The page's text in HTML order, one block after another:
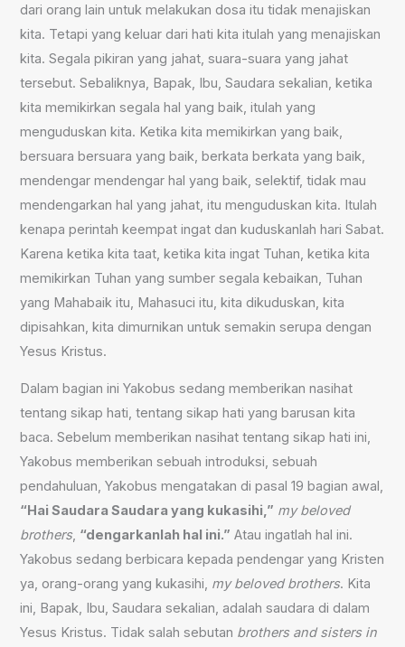
dari orang lain untuk melakukan dosa itu tidak menajiskan
kita. Tetapi yang keluar dari hati kita itulah yang menajiskan
kita. Segala pikiran yang jahat, suara-suara yang jahat
tersebut. Sebaliknya, Bapak, Ibu, Saudara sekalian, ketika
kita memikirkan segala hal yang baik, itulah yang
menguduskan kita. Ketika kita memikirkan yang baik,
bersuara bersuara yang baik, berkata berkata yang baik,
mendengar mendengar hal yang baik, selektif, tidak mau
mendengarkan hal yang jahat, itu menguduskan kita. Itulah
kenapa perintah keempat ingat dan kuduskanlah hari Sabat.
Karena ketika kita taat, ketika kita ingat Tuhan, ketika kita
memikirkan Tuhan yang sumber segala kebaikan, Tuhan
yang Mahabaik itu, Mahasuci itu, kita dikuduskan, kita
dipisahkan, kita dimurnikan untuk semakin serupa dengan
Yesus Kristus.
Dalam bagian ini Yakobus sedang memberikan nasihat
tentang sikap hati, tentang sikap hati yang barusan kita
baca. Sebelum memberikan nasihat tentang sikap hati ini,
Yakobus memberikan sebuah introduksi, sebuah
pendahuluan, Yakobus mengatakan di pasal 19 bagian awal,
“Hai Saudara Saudara yang kukasihi,” my beloved
brothers, “dengarkanlah hal ini.” Atau ingatlah hal ini.
Yakobus sedang berbicara kepada pendengar yang Kristen
ya, orang-orang yang kukasihi, my beloved brothers. Kita
ini, Bapak, Ibu, Saudara sekalian, adalah saudara di dalam
Yesus Kristus. Tidak salah sebutan brothers and sisters in